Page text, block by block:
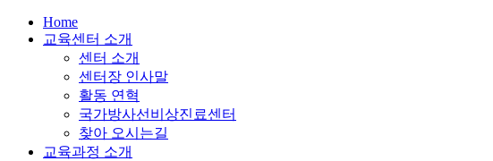
Home
교육센터 소개
센터 소개
센터장 인사말
활동 연혁
국가방사선비상진료센터
찾아 오시는길
교육과정 소개